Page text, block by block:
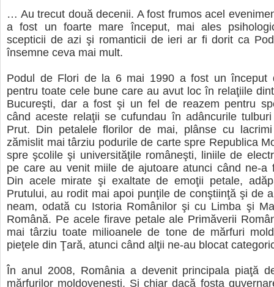
… Au trecut două decenii. A fost frumos acel
a fost un foarte mare început, mai ales
scepticii de azi şi romanticii de ieri ar fi dorit ca
însemne ceva mai mult.
Podul de Flori de la 6 mai 1990 a fost un început
pentru toate cele bune care au avut loc în relaţiile
Bucureşti, dar a fost şi un fel de reazem pentru
când aceste relaţii se cufundau în adâncurile
Prut. Din petalele florilor de mai, plânse cu
zămislit mai târziu podurile de carte spre Republica
spre şcolile şi universităţile româneşti, liniile de
pe care au venit miile de ajutoare atunci când ne-a
Din acele mirate şi exaltate de emoţii petale,
Prutului, au rodit mai apoi punţile de conştiinţă şi de
neam, odată cu Istoria Românilor şi cu Limba şi
Română. Pe acele firave petale ale Primăverii
mai târziu toate milioanele de tone de mărfuri
pieţele din Ţară, atunci când alţii ne-au blocat
În anul 2008, România a devenit principala piaţă
mărfurilor moldoveneşti. Şi chiar dacă fosta